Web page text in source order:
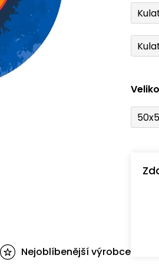
Nejoblíbenější výrobce